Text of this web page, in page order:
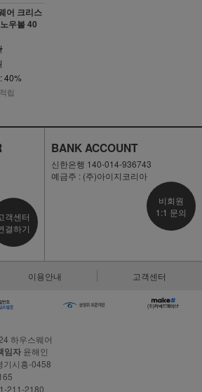
어 크리스
우볼 40
40%
립
객센터
결하기
BANK ACCOUNT
신한은행 140-014-936743
예금주 : (주)아이지코리아
비회원
1:1 문의
이용안내 고객센터
하우스웨어
임자 윤해인
기시흥-0458
211-2180